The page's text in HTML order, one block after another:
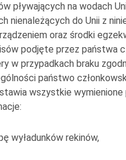
pływających na wodach
nienależących do Unii z
oraz środki
podjęte przez państwa
w przypadkach braku
państwo
wszystkie wymienione
wyładunków rekinów,